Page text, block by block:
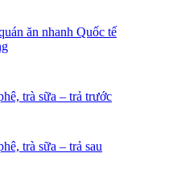
ăn nhanh Quốc tế
trà sữa – trả trước
trà sữa – trả sau